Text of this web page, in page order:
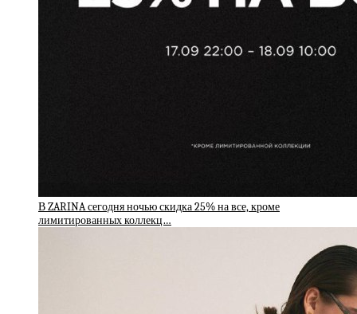
В ZARINA сегодня ночью скидка 25% на все, кроме
лимитированных коллекц…